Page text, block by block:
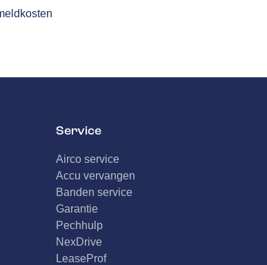
Service
Airco service
Accu vervangen
Banden service
Garantie
Pechhulp
NexDrive
LeaseProf